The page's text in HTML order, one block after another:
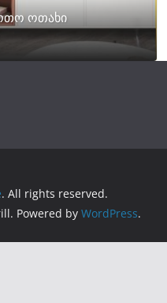
ოთახი
. All rights reserved.
Powered by WordPress.